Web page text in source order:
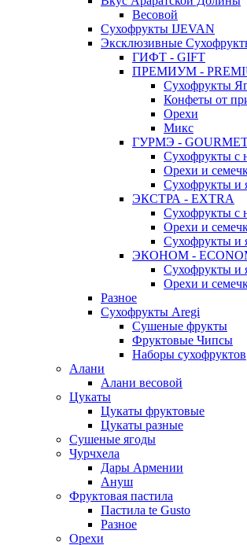
Весовой
Сухофрукты IJEVAN
Эксклюзивные
ГИФТ - GIFT
ПРЕМИУМ -
Сухофрукты
Конфеты от
Орехи
Микс
ГУРМЭ -
Сухофрукты с
Орехи и
Сухофрукты и
ЭКСТРА - EXTRA
Сухофрукты с
Орехи и
Сухофрукты и
ЭКОНОМ -
Сухофрукты и
Орехи и
Разное
Сухофрукты Aregi
Сушеные фрукты
Фруктовые Чипсы
Наборы сухофруктов
Алани
Алани весовой
Цукаты
Цукаты фруктовые
Цукаты разные
Сушеные ягоды
Чурчхела
Дары Армении
Ануш
Фруктовая пастила
Пастила te Gusto
Разное
Орехи